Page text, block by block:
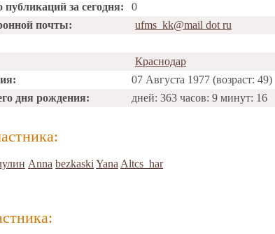
за сегодня:
0
почты:
ufms_kk@mail dot ru
Краснодар
07 Августа 1977 (возраст: 49)
дня рождения:
дней: 363 часов: 9 минут: 16
Anna bezkaski Yana Altcs_har